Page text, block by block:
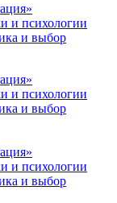
и психологии
и выбор
и психологии
и выбор
и психологии
и выбор